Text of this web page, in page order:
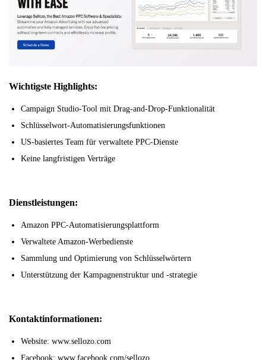
Wichtigste Highlights:
Campaign Studio-Tool mit Drag-and-Drop-Funktionalität
Schlüsselwort-Automatisierungsfunktionen
US-basiertes Team für verwaltete PPC-Dienste
Keine langfristigen Verträge
Dienstleistungen:
Amazon PPC-Automatisierungsplattform
Verwaltete Amazon-Werbedienste
Sammlung und Optimierung von Schlüsselwörtern
Unterstützung der Kampagnenstruktur und -strategie
Kontaktinformationen:
Website: www.sellozo.com
Facebook: www.facebook.com/sellozo